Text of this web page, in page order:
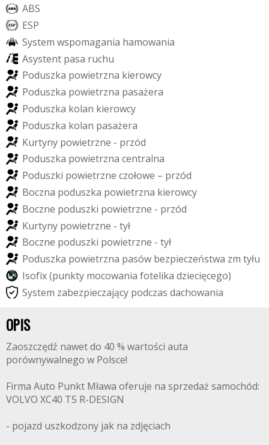
ABS
ESP
System wspomagania hamowania
Asystent pasa ruchu
Poduszka powietrzna kierowcy
Poduszka powietrzna pasażera
Poduszka kolan kierowcy
Poduszka kolan pasażera
Kurtyny powietrzne - przód
Poduszka powietrzna centralna
Poduszki powietrzne czołowe – przód
Boczna poduszka powietrzna kierowcy
Boczne poduszki powietrzne - przód
Kurtyny powietrzne - tył
Boczne poduszki powietrzne - tył
Poduszka powietrzna pasów bezpieczeństwa zm tyłu
Isofix(punkty mocowania fotelika dziecięcego)
System zabezpieczający podczas dachowania
OPIS
Zaoszczędź nawet do 40 % wartości auta
porównywalnego w Polsce!
Firma Auto Punkt Mława oferuje na sprzedaż samochód:
VOLVO XC40 T5 R-DESIGN
- pojazd uszkodzony jak na zdjęciach